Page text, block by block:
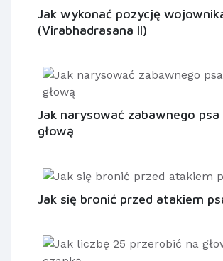
Jak wykonać pozycję
(Virabhadrasana II)
Jak narysować zabawnego psa
głową
Jak się bronić przed atakiem